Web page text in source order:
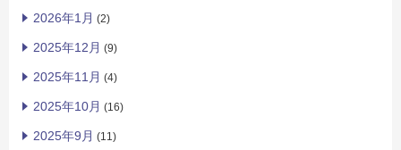
2026年1月 (2)
2025年12月 (9)
2025年11月 (4)
2025年10月 (16)
2025年9月 (11)